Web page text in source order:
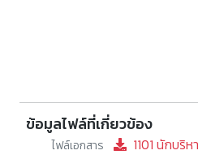
ข้อมูลไฟล์ที่เกี่ยวข้อง
ไฟล์เอกสาร 1101 นักบริ